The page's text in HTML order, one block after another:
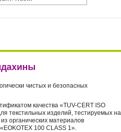
чистых и безопасных
качества «TUV-CERT ISO
текстильных изделий, тестируемых на
органических материалов
100 CLASS 1».